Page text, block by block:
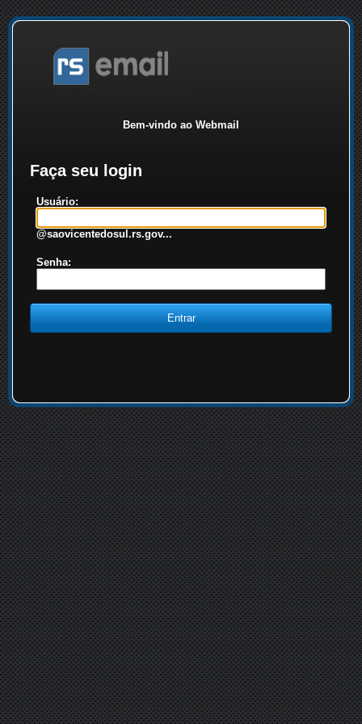
Bem-vindo ao Webmail
Faça seu login
Usuário:
@saovicentedosul.rs.gov...
Senha: